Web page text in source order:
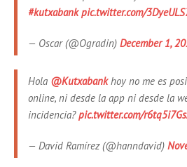
#kutxabank pic.twitter.com/
— Oscar (@Ogradin) December 1,
Hola @Kutxabankhoy no me es
online, ni desde la app ni desde la
incidencia?pic.twitter.com/
— David Ramírez (@hanndavid)